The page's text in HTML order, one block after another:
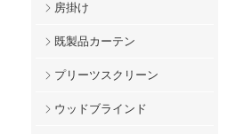
房掛け
既製品カーテン
プリーツスクリーン
ウッドブラインド